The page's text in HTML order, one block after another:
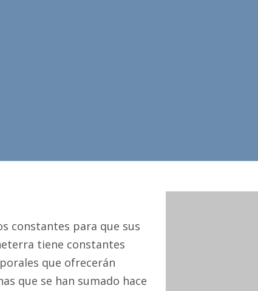
constantes para que sus
tiene constantes
que ofrecerán
que se han sumado hace